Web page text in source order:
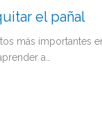
el pañal
más importantes
a…